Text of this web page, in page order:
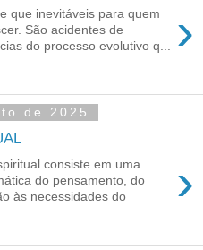
›
que inevitáveis para quem
São acidentes de
do processo evolutivo q...
de 2025
›
consiste em uma
do pensamento, do
às necessidades do